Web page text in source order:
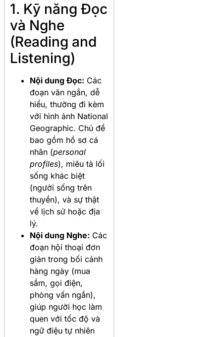
1. Kỹ năng Đọc
và Nghe
(Reading and
Listening)
Nội dung Đọc: Các
đoạn văn ngắn, dễ
hiểu, thường đi kèm
với hình ảnh National
Geographic. Chủ đề
bao gồm hồ sơ cá
nhân (personal
profiles), miêu tả lối
sống khác biệt
(người sống trên
thuyền), và sự thật
về lịch sử hoặc địa
lý.
Nội dung Nghe: Các
đoạn hội thoại đơn
giản trong bối cảnh
hàng ngày (mua
sắm, gọi điện,
phỏng vấn ngắn),
giúp người học làm
quen với tốc độ và
ngữ điệu tự nhiên